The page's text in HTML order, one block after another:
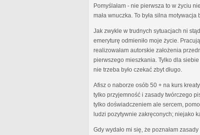
Pomyślałam - nie pierwsza to w życiu
mała wnuczka. To była silna
Jak zwykle w trudnych sytuacjach ni
emeryturę odmieniło moje życie.
realizowałam autorskie założenia
pierwszego mieszkania. Tylko dla
nie trzeba było czekać zbyt długo.
Afisz o naborze osób 50 + na kurs
tylko przyjemność i zasady twórczego
tylko doświadczeniem ale sercem,
ludzi pozytywnie zakręconych; niejako
Gdy wydało mi się, że poznałam